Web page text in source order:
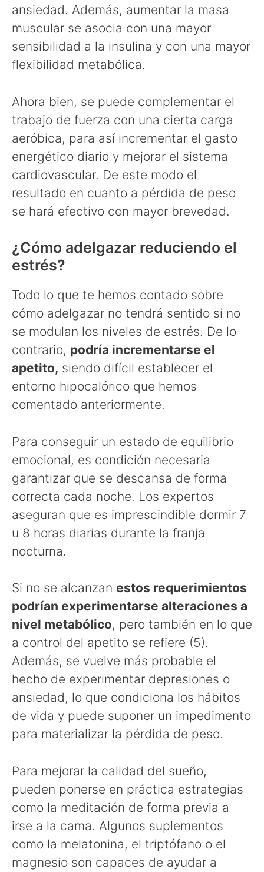
ansiedad. Además, aumentar la masa
muscular se asocia con una mayor
sensibilidad a la insulina y con una mayor
flexibilidad metabólica.
Ahora bien, se puede complementar el
trabajo de fuerza con una cierta carga
aeróbica, para así incrementar el gasto
energético diario y mejorar el sistema
cardiovascular. De este modo el
resultado en cuanto a pérdida de peso
se hará efectivo con mayor brevedad.
¿Cómo adelgazar reduciendo el
estrés?
Todo lo que te hemos contado sobre
cómo adelgazar no tendrá sentido si no
se modulan los niveles de estrés. De lo
contrario, podría incrementarse el
apetito, siendo difícil establecer el
entorno hipocalórico que hemos
comentado anteriormente.
Para conseguir un estado de equilibrio
emocional, es condición necesaria
garantizar que se descansa de forma
correcta cada noche. Los expertos
aseguran que es imprescindible dormir 7
u 8 horas diarias durante la franja
nocturna.
Si no se alcanzan estos requerimientos
podrían experimentarse alteraciones a
nivel metabólico, pero también en lo que
a control del apetito se refiere (5).
Además, se vuelve más probable el
hecho de experimentar depresiones o
ansiedad, lo que condiciona los hábitos
de vida y puede suponer un impedimento
para materializar la pérdida de peso.
Para mejorar la calidad del sueño,
pueden ponerse en práctica estrategias
como la meditación de forma previa a
irse a la cama. Algunos suplementos
como la melatonina, el triptófano o el
magnesio son capaces de ayudar a